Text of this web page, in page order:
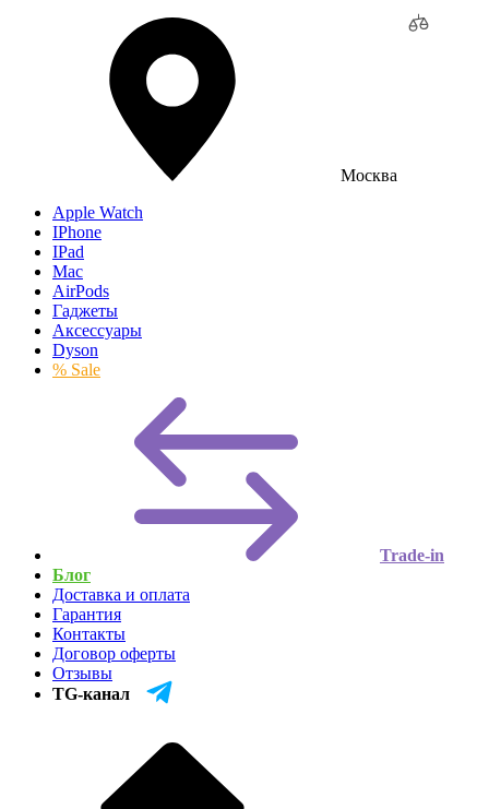
Москва
Apple Watch
IPhone
IPad
Mac
AirPods
Гаджеты
Аксессуары
Dyson
% Sale
Trade-in
Блог
Доставка и оплата
Гарантия
Контакты
Договор оферты
Отзывы
TG-канал